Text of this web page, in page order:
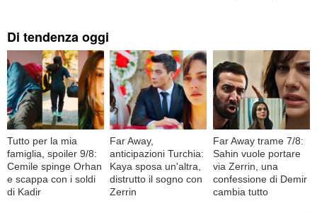
Di tendenza oggi
Tutto per la mia
famiglia, spoiler 9/8:
Cemile spinge Orhan
e scappa con i soldi
di Kadir
Far Away,
anticipazioni Turchia:
Kaya sposa un'altra,
distrutto il sogno con
Zerrin
Far Away trame 7/8:
Sahin vuole portare
via Zerrin, una
confessione di Demir
cambia tutto